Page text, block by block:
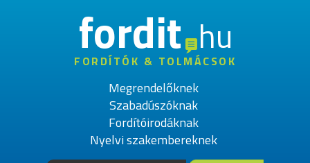
fordithu
FORDÍTÓK & TOLMÁCSOK
Megrendelőknek
Szabadúszóknak
Fordítóirodáknak
Nyelvi szakembereknek